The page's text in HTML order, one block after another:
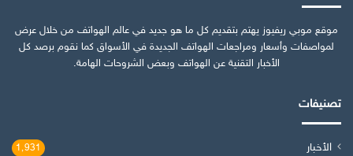
موقع موبي ريفيوز يهتم بتقديم كل ما هو جديد في عالم الهواتف من خلال عرض
لمواصفات وأسعار ومراجعات الهواتف الجديدة في الأسواق كما نقوم برصد كل
الأخبار التقنية عن الهواتف وبعض الشروحات الهامة.
تصنيفات
الأخبار 1٬931